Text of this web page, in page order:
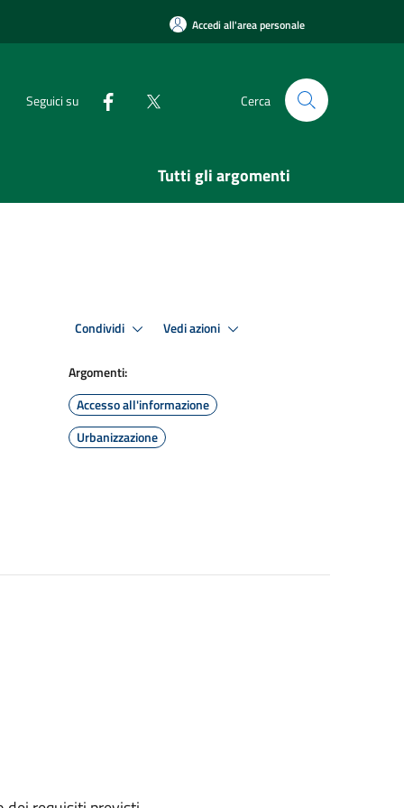
Accedi all'area personale
Seguici su Cerca
Tutti gli argomenti
Condividi Vedi azioni
Argomenti:
Accesso all'informazione
Urbanizzazione